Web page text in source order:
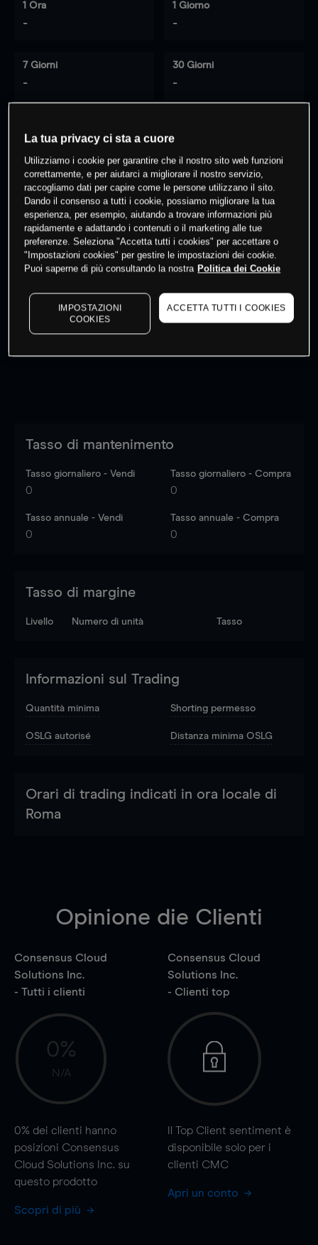
1 Ora
-
1 Giorno
-
7 Giorni
-
30 Giorni
-
0 % dei clienti hanno posizioni
questo prodotto
Fai trading
I prezzi sono solo indicativi. Accediper vedere gli ultimi
dati di mercato
to see latest market data
Tasso di mantenimento
Tasso giornaliero - Vendi
0
Tasso giornaliero - Compra
0
Tasso annuale - Vendi
0
Tasso annuale - Compra
0
Tasso di margine
Livello Numero di unità Tasso
Informazioni sul Trading
Quantità minima Shorting permesso
OSLG autorisé Distanza minima OSLG
Orari di trading indicati in ora locale di
Roma
Opinione die Clienti
Consensus Cloud
Solutions Inc.
- Tutti i clienti
0%
N/A
0% dei clienti hanno
posizioni Consensus
Cloud Solutions Inc. su
questo prodotto
Scopri di più
Consensus Cloud
Solutions Inc.
- Clienti top
Il Top Client sentiment è
disponibile solo per i
clienti CMC
Apri un conto
La tua privacy ci sta a cuore
Utilizziamo i cookie per garantire che il nostro sito web funzioni
correttamente, e per aiutarci a migliorare il nostro servizio,
raccogliamo dati per capire come le persone utilizzano il sito.
Dando il consenso a tutti i cookie, possiamo migliorare la tua
esperienza, per esempio, aiutando a trovare informazioni più
rapidamente e adattando i contenuti o il marketing alle tue
preferenze. Seleziona "Accetta tutti i cookies" per accettare o
"Impostazioni cookies" per gestire le impostazioni dei cookie.
Puoi saperne di più consultando la nostra Politica dei Cookie
IMPOSTAZIONI
COOKIES
ACCETTA TUTTI I COOKIES